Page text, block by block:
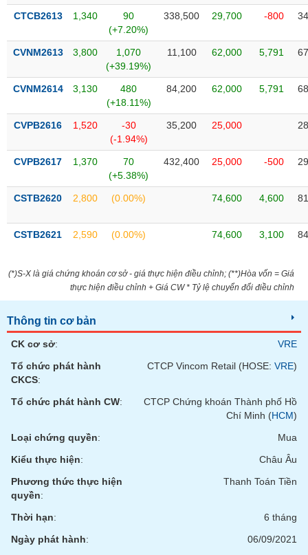
thị
trường
CTCB2613 1,340
90
(+7.20%)
338,500 29,700 -800
CVNM2613 3,800
1,070
(+39.19%)
11,100 62,000 5,791
CVNM2614 3,130
480
(+18.11%)
84,200 62,000 5,791
CVPB2616 1,520
-30
(-1.94%)
35,200 25,000
CVPB2617 1,370
70
(+5.38%)
432,400 25,000 -500
CSTB2620 2,800 (0.00%) 74,600 4,600
CSTB2621 2,590 (0.00%) 74,600 3,100
(*)S-X là giá chứng khoán cơ sở - giá thực hiện điều chỉnh; (**)Hòa vốn = Giá
thực hiện điều chỉnh + Giá CW * Tỷ lệ chuyển đổi điều chỉnh
Thông tin cơ bản
CK cơ sở:
VRE
Tổ chức phát hành
CKCS:
CTCP Vincom Retail (HOSE: VRE)
Tổ chức phát hành CW:
CTCP Chứng khoán Thành phố Hồ
Chí Minh (HCM)
Loại chứng quyền:
Mua
Kiểu thực hiện:
Châu Âu
Phương thức thực hiện
quyền:
Thanh Toán Tiền
Thời hạn:
6 tháng
Ngày phát hành: 06/09/2021
DÙNG
THIẾT
YẾU
TIÊU
THIẾT
YẾU
CHĂM
KHỎE
TÀI
CHÍNH
CÔNG
THÔNG
DỊCH